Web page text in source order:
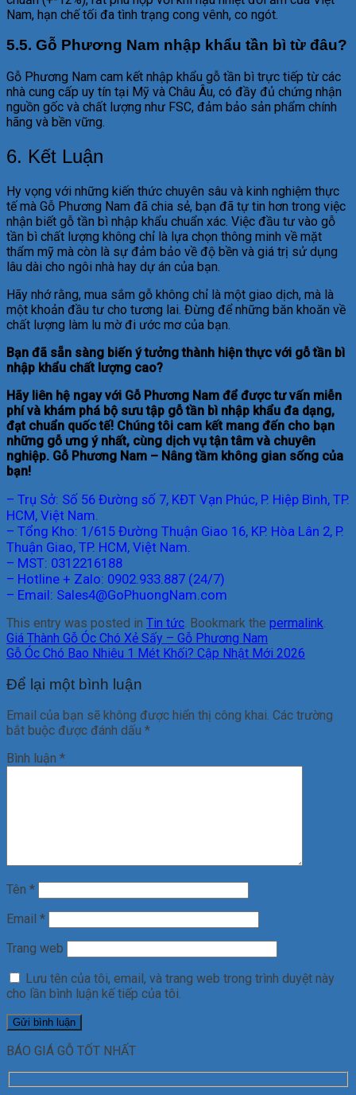
Nam, hạn chế tối đa tình trạng cong vênh, co ngót.
5.5. Gỗ Phương Nam nhập khẩu tần bì từ đâu?
Gỗ Phương Nam cam kết nhập khẩu gỗ tần bì trực tiếp từ các
nhà cung cấp uy tín tại Mỹ và Châu Âu, có đầy đủ chứng nhận
nguồn gốc và chất lượng như FSC, đảm bảo sản phẩm chính
hãng và bền vững.
6. Kết Luận
Hy vọng với những kiến thức chuyên sâu và kinh nghiệm thực
tế mà Gỗ Phương Nam đã chia sẻ, bạn đã tự tin hơn trong việc
nhận biết gỗ tần bì nhập khẩu chuẩn xác. Việc đầu tư vào gỗ
tần bì chất lượng không chỉ là lựa chọn thông minh về mặt
thẩm mỹ mà còn là sự đảm bảo về độ bền và giá trị sử dụng
lâu dài cho ngôi nhà hay dự án của bạn.
Hãy nhớ rằng, mua sắm gỗ không chỉ là một giao dịch, mà là
một khoản đầu tư cho tương lai. Đừng để những băn khoăn về
chất lượng làm lu mờ đi ước mơ của bạn.
Bạn đã sẵn sàng biến ý tưởng thành hiện thực với gỗ tần bì
nhập khẩu chất lượng cao?
Hãy liên hệ ngay với Gỗ Phương Nam để được tư vấn miễn
phí và khám phá bộ sưu tập gỗ tần bì nhập khẩu đa dạng,
đạt chuẩn quốc tế! Chúng tôi cam kết mang đến cho bạn
những gỗ ưng ý nhất, cùng dịch vụ tận tâm và chuyên
nghiệp. Gỗ Phương Nam – Nâng tầm không gian sống của
bạn!
– Trụ Sở: Số 56 Đường số 7, KĐT Vạn Phúc, P. Hiệp Bình, TP.
HCM, Việt Nam.
– Tổng Kho: 1/615 Đường Thuận Giao 16, KP. Hòa Lân 2, P.
Thuận Giao, TP. HCM, Việt Nam.
– MST: 0312216188
– Hotline + Zalo: 0902.933.887 (24/7)
– Email: Sales4@GoPhuongNam.com
This entry was posted in Tin tức. Bookmark the permalink.
Giá Thành Gỗ Óc Chó Xẻ Sấy – Gỗ Phương Nam
Gỗ Óc Chó Bao Nhiêu 1 Mét Khối? Cập Nhật Mới 2026
Để lại một bình luận
Email của bạn sẽ không được hiển thị công khai. Các trường
bắt buộc được đánh dấu *
Bình luận *
Tên *
Email *
Trang web
Lưu tên của tôi, email, và trang web trong trình duyệt này
cho lần bình luận kế tiếp của tôi.
BÁO GIÁ GỖ TỐT NHẤT